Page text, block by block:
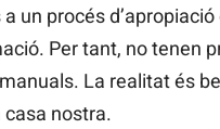
un procés d’apropiació
Per tant, no tenen
La realitat és
casa nostra.